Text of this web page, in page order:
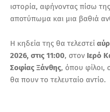
ιστορία, αφήνοντας πίσω
αποτύπωμα και μια βαθιά
Η κηδεία της θα τελεστεί
2026, στις 11:00, στον Ιερό
Σοφίας Ξάνθης, όπου φίλοι,
θα πουν το τελευταίο αντίο.